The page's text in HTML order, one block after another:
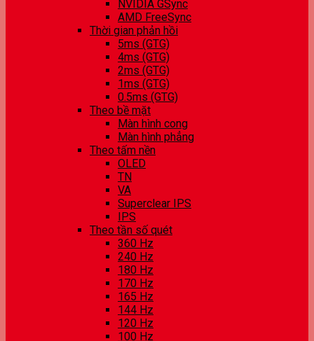
NVIDIA GSync
AMD FreeSync
Thời gian phản hồi
5ms (GTG)
4ms (GTG)
2ms (GTG)
1ms (GTG)
0.5ms (GTG)
Theo bề mặt
Màn hình cong
Màn hình phẳng
Theo tấm nền
OLED
TN
VA
Superclear IPS
IPS
Theo tần số quét
360 Hz
240 Hz
180 Hz
170 Hz
165 Hz
144 Hz
120 Hz
100 Hz